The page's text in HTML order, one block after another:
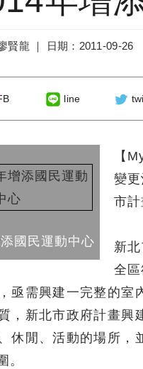
賢龍 ｜ 日期：2011-09-26
line
國民運動中心
【
變
市
新
全
亟需興建一完整的室
，新北市政府計畫興
休閒、活動的場所，
。